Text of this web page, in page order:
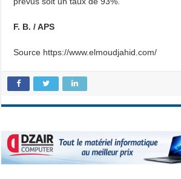
F. B. / APS
Source https://www.elmoudjahid.com/